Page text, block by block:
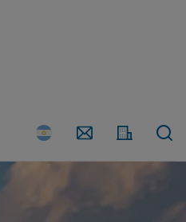
Contáctenos